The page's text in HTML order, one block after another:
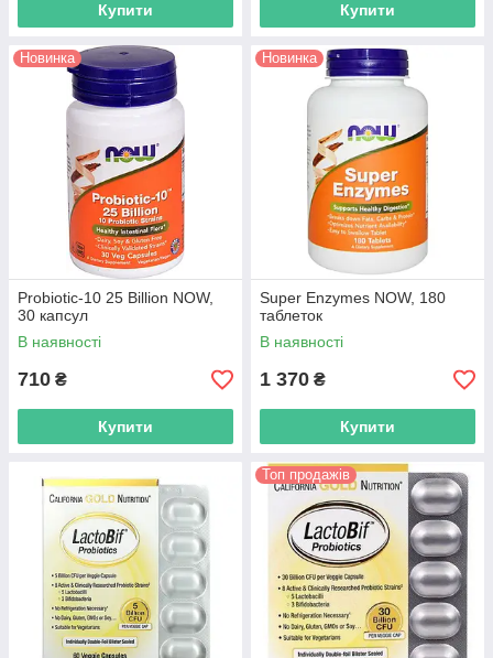
Купити Купити
Новинка
Probiotic-10 25 Billion NOW,
30 капсул
В наявності
710 ₴
Купити
Новинка
Super Enzymes NOW, 180
таблеток
В наявності
1 370 ₴
Купити
Топ продажів